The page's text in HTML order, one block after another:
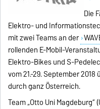
Die
Elektro- und
mit zwei Teams an der
rollenden E-Mobil-
Elektro-Bikes und S-
vom 21.-29. September
durch ganz Österreich.
Team „Otto Uni